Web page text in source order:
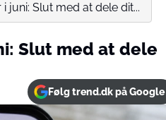
juni: Slut med at dele dit...
Slut med at dele
Følg trend.dk på Google